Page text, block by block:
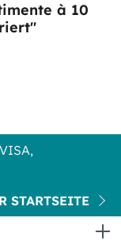
à 10
STARTSEITE